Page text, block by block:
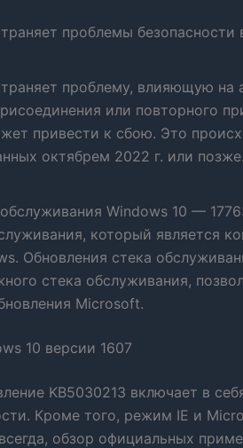
проблемы
проблему, влияющую на
или повторного
привести к сбою. Это
октябрем 2022 г. или
Windows 10 —
который является
Обновления стека
стека обслуживания,
Microsoft.
10 версии 1607
KB5030213 включает в
Кроме того, режим IE и
обзор официальных